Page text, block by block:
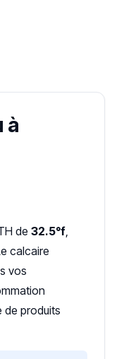
à
de 32.5°f,
calcaire
vos
de produits